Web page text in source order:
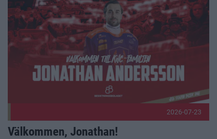
2026-07-23
Välkommen, Jonathan!